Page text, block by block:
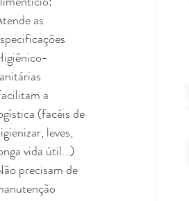
as
a
(facéis de
leves,
vida útil...)
precisam de